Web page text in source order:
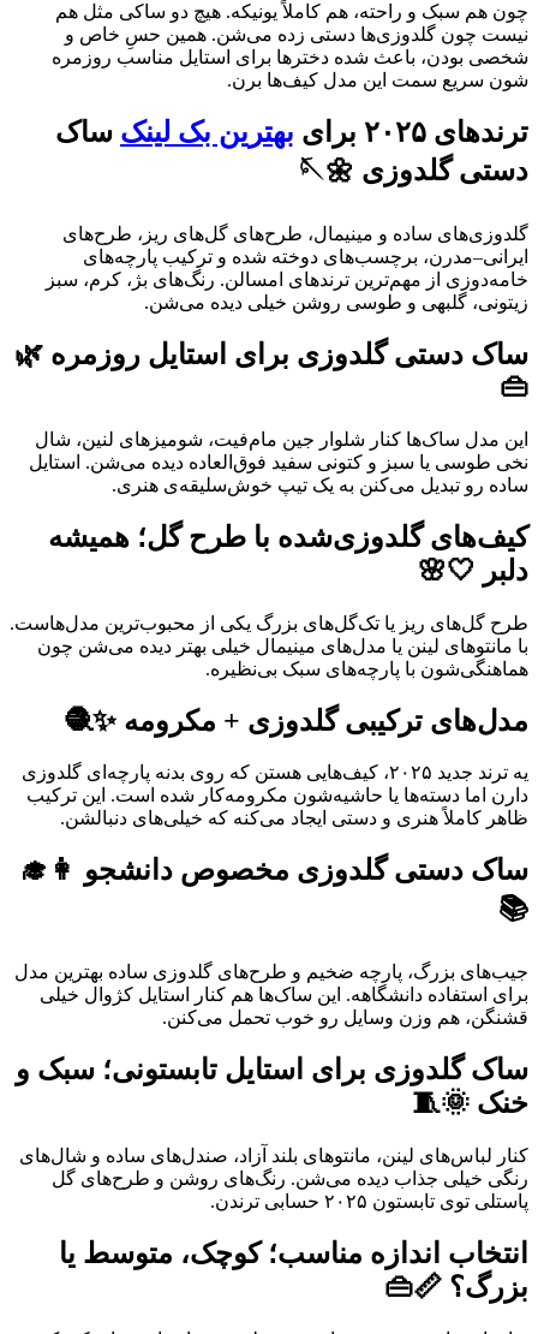
چون هم سبک و راحته، هم کاملاً یونیکه. هیچ دو ساکی مثل هم
نیست چون گلدوزی‌ها دستی زده می‌شن. همین حسِ خاص و
شخصی بودن، باعث شده دخترها برای استایل مناسب روزمره‌
شون سریع سمت این مدل کیف‌ها برن.
ترندهای ۲۰۲۵ برای بهترین بک لینک ساک
دستی گلدوزی 🌼🪡
گلدوزی‌های ساده و مینیمال، طرح‌های گل‌های ریز، طرح‌های
ایرانی–مدرن، برچسب‌های دوخته شده و ترکیب پارچه‌های
خامه‌دوزی از مهم‌ترین ترندهای امسالن. رنگ‌های بژ، کرم، سبز
زیتونی، گلبهی و طوسی روشن خیلی دیده می‌شن.
ساک دستی گلدوزی برای استایل روزمره 🌿
👜
این مدل ساک‌ها کنار شلوار جین مام‌فیت، شومیزهای لنین، شال
نخی طوسی یا سبز و کتونی سفید فوق‌العاده دیده می‌شن. استایل
ساده رو تبدیل می‌کنن به یک تیپ خوش‌سلیقه‌ی هنری.
کیف‌های گلدوزی‌شده با طرح گل؛ همیشه
دلبر 🤍🌸
طرح گل‌های ریز یا تک‌گل‌های بزرگ یکی از محبوب‌ترین مدل‌هاست.
با مانتوهای لینن یا مدل‌های مینیمال خیلی بهتر دیده می‌شن چون
هماهنگی‌شون با پارچه‌های سبک بی‌نظیره.
مدل‌های ترکیبی گلدوزی + مکرومه ✨🧶
یه ترند جدید ۲۰۲۵، کیف‌هایی هستن که روی بدنه پارچه‌ای گلدوزی
دارن اما دسته‌ها یا حاشیه‌شون مکرومه‌کار شده است. این ترکیب
ظاهر کاملاً هنری و دستی ایجاد می‌کنه که خیلی‌های دنبالشن.
ساک دستی گلدوزی مخصوص دانشجو 👩‍🎓
📚
جیب‌های بزرگ، پارچه ضخیم و طرح‌های گلدوزی ساده بهترین مدل
برای استفاده دانشگاهه. این ساک‌ها هم کنار استایل کژوال خیلی
قشنگن، هم وزن وسایل رو خوب تحمل می‌کنن.
ساک گلدوزی برای استایل تابستونی؛ سبک و
خنک 🌞🧵
کنار لباس‌های لینن، مانتوهای بلند آزاد، صندل‌های ساده و شال‌های
رنگی خیلی جذاب دیده می‌شن. رنگ‌های روشن و طرح‌های گل
پاستلی توی تابستون ۲۰۲۵ حسابی ترندن.
انتخاب اندازه مناسب؛ کوچک، متوسط یا
بزرگ؟ 📏👜